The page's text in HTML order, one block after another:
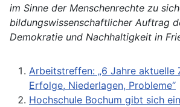
im Sinne der Menschenrechte zu
bildungswissenschaftlicher Auftrag
Demokratie und Nachhaltigkeit in
Arbeitstreffen: „6 Jahre aktuelle
Erfolge, Niederlagen, Probleme“
Hochschule Bochum gibt sich